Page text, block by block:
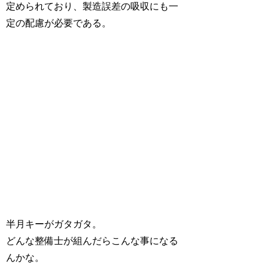
定められており、製造誤差の吸収にも一
定の配慮が必要である。
半月キーがガタガタ。
どんな整備士が組んだらこんな事になる
んかな。